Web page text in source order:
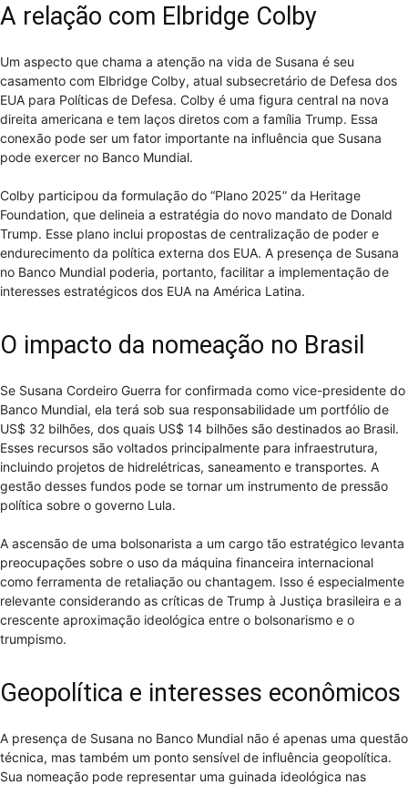
A relação com Elbridge Colby
Um aspecto que chama a atenção na vida de Susana é seu
casamento com Elbridge Colby, atual subsecretário de Defesa dos
EUA para Políticas de Defesa. Colby é uma figura central na nova
direita americana e tem laços diretos com a família Trump. Essa
conexão pode ser um fator importante na influência que Susana
pode exercer no Banco Mundial.
Colby participou da formulação do “Plano 2025” da Heritage
Foundation, que delineia a estratégia do novo mandato de Donald
Trump. Esse plano inclui propostas de centralização de poder e
endurecimento da política externa dos EUA. A presença de Susana
no Banco Mundial poderia, portanto, facilitar a implementação de
interesses estratégicos dos EUA na América Latina.
O impacto da nomeação no Brasil
Se Susana Cordeiro Guerra for confirmada como vice-presidente do
Banco Mundial, ela terá sob sua responsabilidade um portfólio de
US$ 32 bilhões, dos quais US$ 14 bilhões são destinados ao Brasil.
Esses recursos são voltados principalmente para infraestrutura,
incluindo projetos de hidrelétricas, saneamento e transportes. A
gestão desses fundos pode se tornar um instrumento de pressão
política sobre o governo Lula.
A ascensão de uma bolsonarista a um cargo tão estratégico levanta
preocupações sobre o uso da máquina financeira internacional
como ferramenta de retaliação ou chantagem. Isso é especialmente
relevante considerando as críticas de Trump à Justiça brasileira e a
crescente aproximação ideológica entre o bolsonarismo e o
trumpismo.
Geopolítica e interesses econômicos
A presença de Susana no Banco Mundial não é apenas uma questão
técnica, mas também um ponto sensível de influência geopolítica.
Sua nomeação pode representar uma guinada ideológica nas